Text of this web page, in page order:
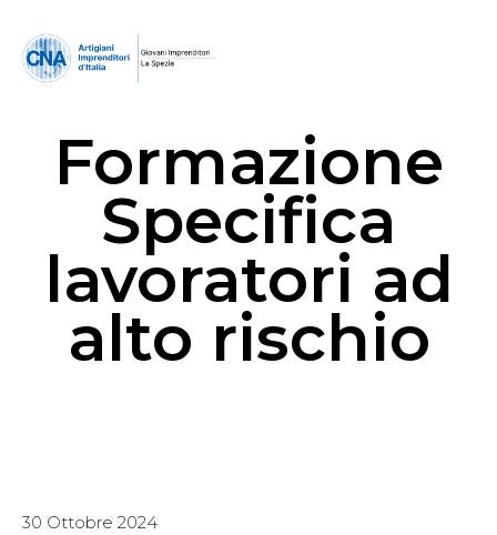
Formazione
Specifica
lavoratori ad
alto rischio
30 Ottobre 2024